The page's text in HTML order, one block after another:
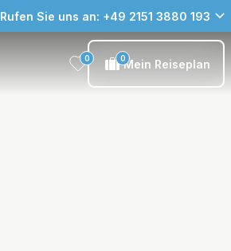
Rufen Sie uns an: +49 2151 3880 193
0 0Mein Reiseplan